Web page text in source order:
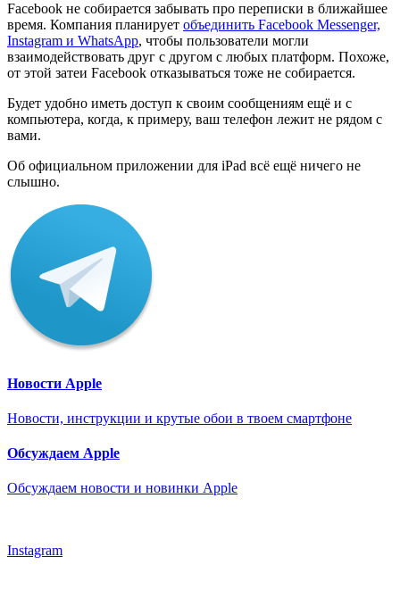
Facebook не собирается забывать про переписки в ближайшее
время. Компания планирует объединить Facebook Messenger,
Instagram и WhatsApp, чтобы пользователи могли
взаимодействовать друг с другом с любых платформ. Похоже,
от этой затеи Facebook отказываться тоже не собирается.
Будет удобно иметь доступ к своим сообщениям ещё и с
компьютера, когда, к примеру, ваш телефон лежит не рядом с
вами.
Об официальном приложении для iPad всё ещё ничего не
слышно.
Новости Apple
Новости, инструкции и крутые обои в твоем смартфоне
Обсуждаем Apple
Обсуждаем новости и новинки Apple
Instagram